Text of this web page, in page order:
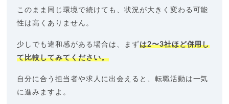
このまま同じ環境で続けても、状況が大きく変わる可能
性は高くありません。
少しでも違和感がある場合は、まずは2〜3社ほど併用し
て比較してみてください。
自分に合う担当者や求人に出会えると、転職活動は一気
に進みますよ。